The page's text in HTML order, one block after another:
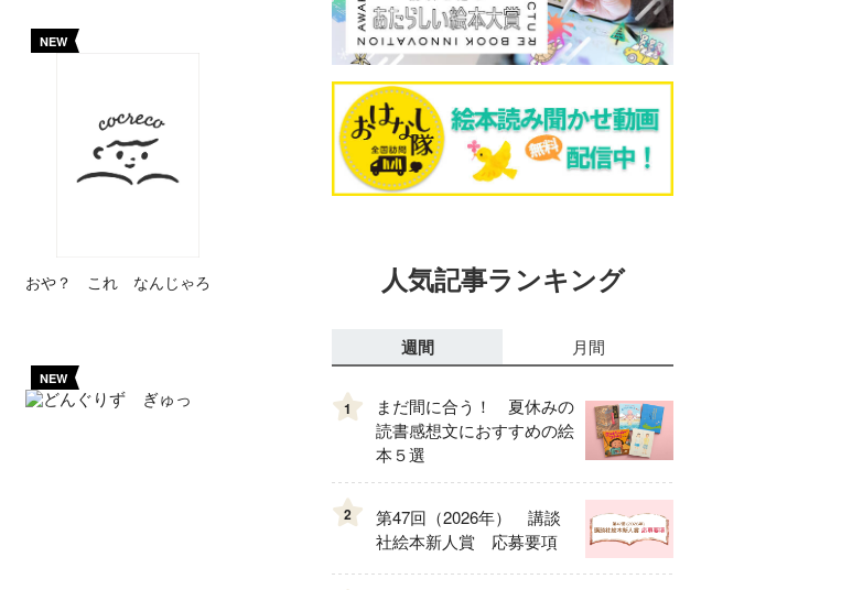
NEW
おや？ これ なんじゃろ
NEW
人気記事ランキング
週間 月間
1
まだ間に合う！ 夏休みの
読書感想文におすすめの絵
本５選
2
第47回（2026年） 講談
社絵本新人賞 応募要項